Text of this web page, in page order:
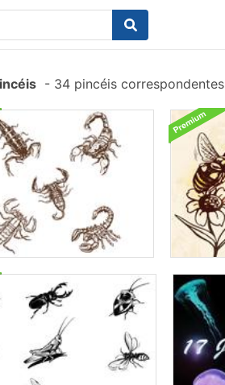
- 34 pincéis correspondentes